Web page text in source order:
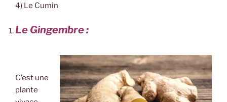
4) Le Cumin
Le Gingembre :
C’est une
plante